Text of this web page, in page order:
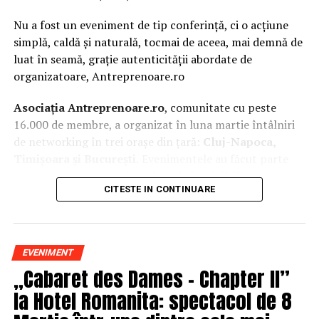
Nu a fost un eveniment de tip conferință, ci o acțiune
simplă, caldă și naturală, tocmai de aceea, mai demnă de
luat în seamă, grație autenticității abordate de
organizatoare, Antreprenoare.ro
Asociația Antreprenoare.ro, comunitate cu peste
16.000 de membre, a organizat în luna martie întâlniri
de networking în trei orașe din țară:
Cluj-Napoca,
campania națională„Aleg să fiu vizibilă„, o
inițiativă care combină sesiuni de fotografie de brand
prezentă, cu numele tău și cu afacerea ta, în spațiul
public.
La Cluj-Napoca, sesiunile foto au fost susținute de doi
fotografi profesioniști:Valentina Mihalache
(lightsun.ro) șiDeni Sîrb(DA Studio). Valentina a venit
CITESTE IN CONTINUARE
EVENIMENT
„Cabaret des Dames – Chapter II”
la Hotel Romanita: spectacol de 8